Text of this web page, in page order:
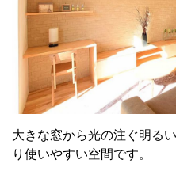
大きな窓から光の注ぐ明る
り使いやすい空間です。